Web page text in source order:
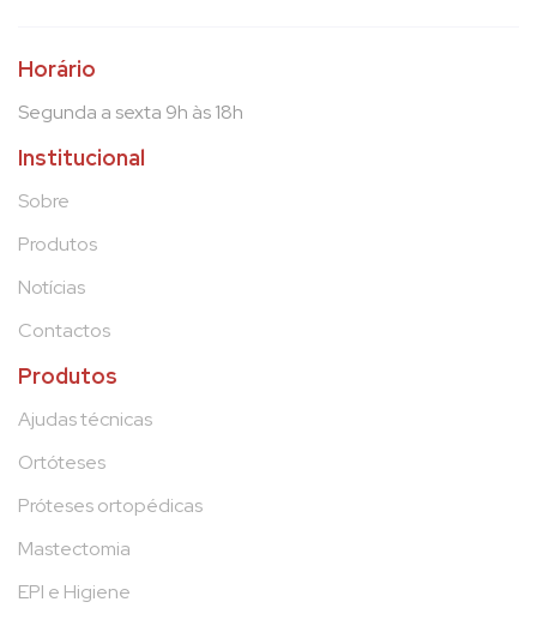
Horário
Segunda a sexta 9h às 18h
Institucional
Sobre
Produtos
Notícias
Contactos
Produtos
Ajudas técnicas
Ortóteses
Próteses ortopédicas
Mastectomia
EPI e Higiene